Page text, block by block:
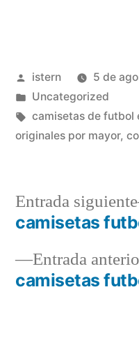
Publicado
por
istern
5 de
Publicado
en
Uncategorized
Etiquetas:
camisetas de futbol
originales por mayor,
deEntrada
camisetas
Entrada siguiente
camisetas